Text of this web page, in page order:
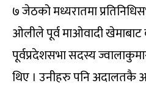
७ जेठको मध्यरातमा
ओलीले पूर्व माओवादी खेमाबाट
पूर्वप्रदेशसभा सदस्य
थिए । उनीहरु पनि अदालतकै